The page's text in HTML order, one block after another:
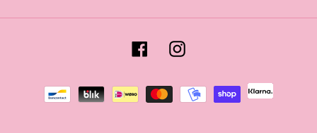
FacebookInstagram
Betaalmethoden